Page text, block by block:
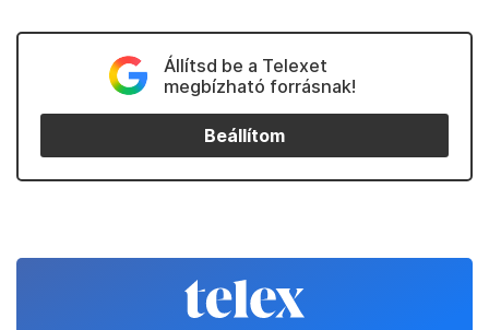
Állítsd be a Telexet
megbízható forrásnak!
Beállítom